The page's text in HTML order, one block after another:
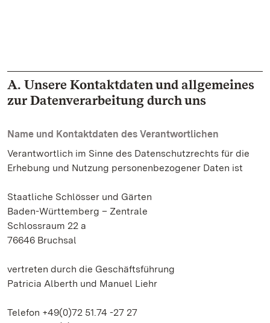
A. Unsere Kontaktdaten und allgemeines
zur Datenverarbeitung durch uns
Name und Kontaktdaten des Verantwortlichen
Verantwortlich im Sinne des Datenschutzrechts für die
Erhebung und Nutzung personenbezogener Daten ist
Staatliche Schlösser und Gärten
Baden-Württemberg – Zentrale
Schlossraum 22 a
76646 Bruchsal
vertreten durch die Geschäftsführung
Patricia Alberth und Manuel Liehr
Telefon +49(0)72 51.74 -27 27